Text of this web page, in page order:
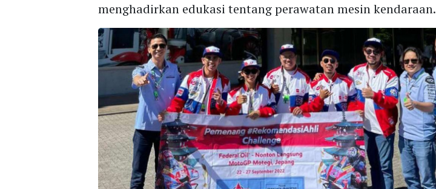
menghadirkan edukasi tentang perawatan mesin kendaraan.